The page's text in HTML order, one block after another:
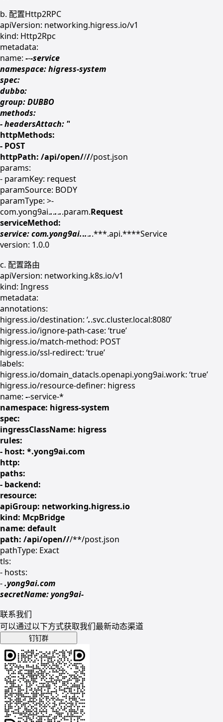
b. 配置Http2RPC
apiVersion: networking.higress.io/v1
kind: Http2Rpc
metadata:
name: ---service
namespace: higress-system
spec:
dubbo:
group: DUBBO
methods:
- headersAttach: ''
httpMethods:
- POST
httpPath: /api/open////post.json
params:
- paramKey: request
paramSource: BODY
paramType: >-
com.yong9ai.......param.Request
serviceMethod:
service: com.yong9ai......***.api.****Service
version: 1.0.0
c. 配置路由
apiVersion: networking.k8s.io/v1
kind: Ingress
metadata:
annotations:
higress.io/destination: ‘..svc.cluster.local:8080’
higress.io/ignore-path-case: ‘true’
higress.io/match-method: POST
higress.io/ssl-redirect: ‘true’
labels:
higress.io/domain_datacls.openapi.yong9ai.work: ‘true’
higress.io/resource-definer: higress
name: --service-*
namespace: higress-system
spec:
ingressClassName: higress
rules:
- host: *.yong9ai.com
http:
paths:
- backend:
resource:
apiGroup: networking.higress.io
kind: McpBridge
name: default
path: /api/open///**/post.json
pathType: Exact
tls:
- hosts:
-.yong9ai.com
secretName: yong9ai-
联系我们
可以通过以下方式获取我们最新动态渠道
钉钉群